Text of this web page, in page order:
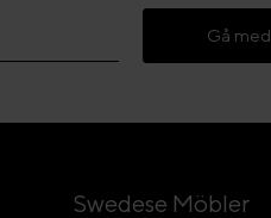
Gå med
Swedese Möbler